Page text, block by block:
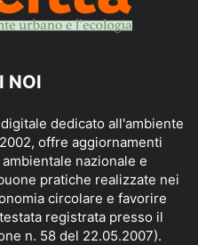
NOI
dedicato all'ambiente
offre aggiornamenti
nazionale e
pratiche realizzate nei
circolare e favorire
registrata presso il
n. 58 del 22.05.2007).